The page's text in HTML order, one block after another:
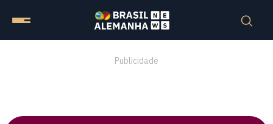
Publicidade